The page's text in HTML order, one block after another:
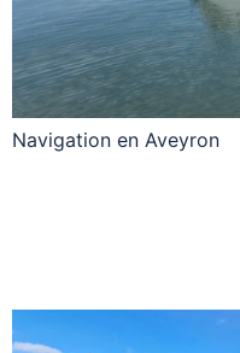
Navigation en Aveyron